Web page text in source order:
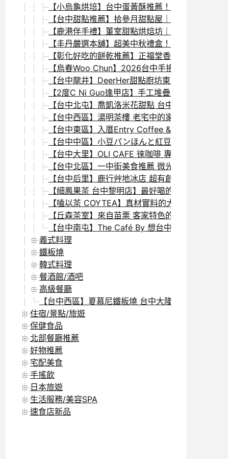
【小烏龜烘培】台中蛋黃酥推薦！從夜市手工餅
【台中甜點推薦】拾參月甜點屋｜多種口味的超
【鹿港伴手禮】董室甜點烘焙坊｜法式風格的新
【丰丹嚴選本舖】超美中秋禮盒！月餅／綠豆椪
【彰化好吃的餅乾推薦】正福堂香港桃酥＆正福
【烏春Woo Chun】2026台中手搖飲推薦！主打
【台中龍井】DeerHer甜點廚坊東海店 喜餅試吃
【2度C Ni Guo逢甲店】手工堆疊35層 真材實
【台中北屯】喬凱洛米花甜點 台中下午茶推薦
【台中西區】湯明茶樓 老宅中的家常菜＆下午
【台中東區】入厝Entry Coffee & Bistro 台中火
【台中中區】小豆パンほんと紅豆麵包(中正店)
【台中大里】OLI CAFE 徠咖啡 專業咖啡師手沖
【台中北區】一中街美食推薦 微光島嶼WG下午
【台中后里】鹿行艸地冰店 超有創意跟特色的
【細鳳果茶 台中黎明店】最好喝的無咖啡因水
【嗑以茶 COYTEA】真材實料的大甲芋頭跟愛
【丘森茶室】來自苗栗 客家特色的神級奶蓋進
【台中南屯】The Café By 想台中 咖啡－整體
義式料理
鐵板燒
韓式料理
餐酒館/酒吧
高級餐廳
【台中西區】夏慕尼鐵板燒 台中大隆店 – 精明商圈
住宿/景點/旅遊
保健食品
北部餐廳推薦
好物推薦
宅配美食
手搖飲
日本旅遊
生活服務/美容SPA
速食店新品